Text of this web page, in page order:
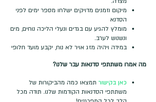
מיקום וזמנים מדויקים ישלחו מספר ימים לפני
הסדנא
מומלץ להגיע עם בגדים ונעלי הליכה נוחים, מים
ונשנוש לערב.
במידה ויהיה מזג אויר לא נוח, יקבע מועד חלופי
מה אמרו משתתפי סדנאות עבר שלנו?
כאן בקישור תמצאו כמה מהביקורות של
משתתפי הסדנאות הקודמות שלנו. תודה מכל